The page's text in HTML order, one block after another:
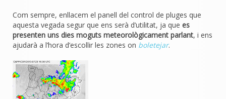
Com sempre, enllacem el panell del control de pluges que
aquesta vegada segur que ens serà d’utilitat, ja que es
presenten uns dies moguts meteorològicament parlant, i ens
ajudarà a l’hora d’escollir les zones on boletejar.